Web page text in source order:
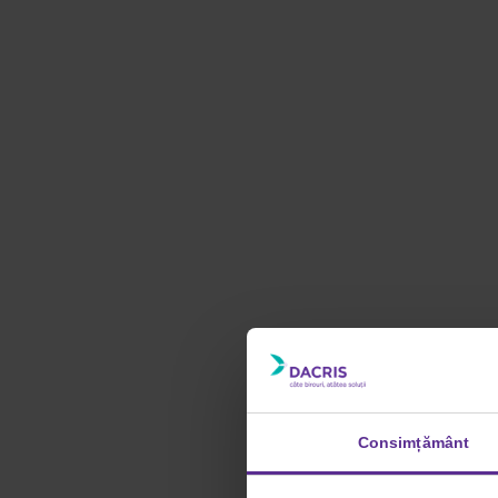
Consimțământ